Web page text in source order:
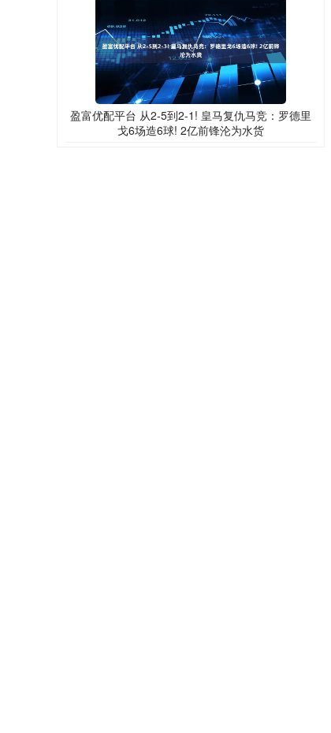
盈富优配平台 从2-5到2-1! 皇马复仇马竞：罗德里
戈6场造6球! 2亿前锋沦为水货